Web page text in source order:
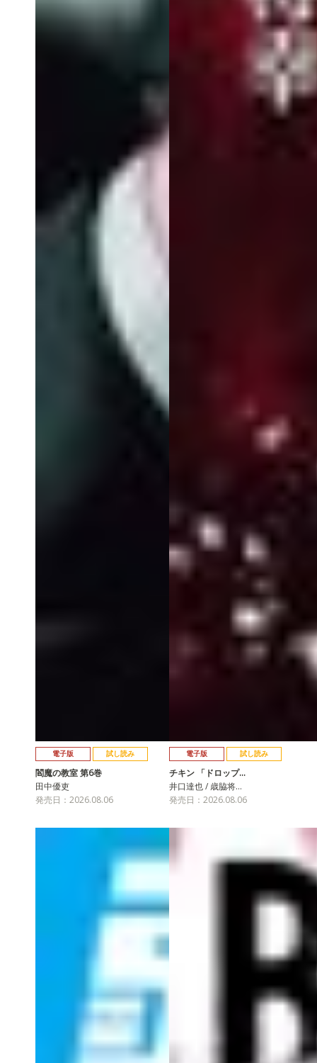
電子版 試し読み
閻魔の教室 第6巻
田中優吏
発売日：2026.08.06
電子版 試し読み
チキン 「ドロップ…
井口達也 / 歳脇将…
発売日：2026.08.06